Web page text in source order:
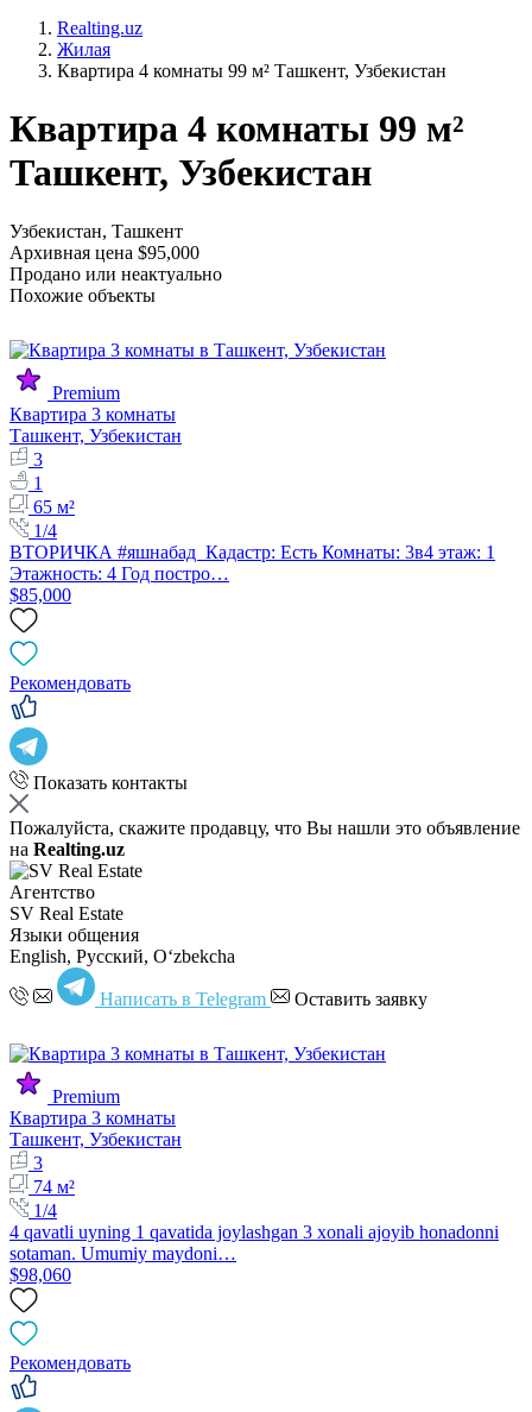
Realting.uz
Жилая
Квартира 4 комнаты 99 м² Ташкент, Узбекистан
Квартира 4 комнаты 99 м²
Ташкент, Узбекистан
Узбекистан, Ташкент
Архивная цена $95,000
Продано или неактуально
Похожие объекты
Premium
Квартира 3 комнаты
Ташкент, Узбекистан
3
1
65 м²
1/4
ВТОРИЧКА #яшнабад Кадастр: Есть Комнаты: 3в4 этаж: 1
Этажность: 4 Год постро…
$85,000
Рекомендовать
Показать контакты
Пожалуйста, скажите продавцу, что Вы нашли это объявление
на Realting.uz
Агентство
SV Real Estate
Языки общения
English, Русский, Oʻzbekcha
Написать в Telegram Оставить заявку
Premium
Квартира 3 комнаты
Ташкент, Узбекистан
3
74 м²
1/4
4 qavatli uyning 1 qavatida joylashgan 3 xonali ajoyib honadonni
sotaman. Umumiy maydoni…
$98,060
Рекомендовать